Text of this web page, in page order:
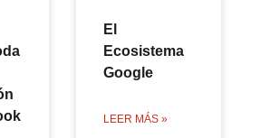
El
Ecosistema
Google
LEER MÁS »